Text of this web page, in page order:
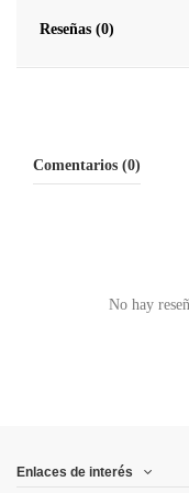
Reseñas (0)
Comentarios (0)
No hay
Enlaces de interés